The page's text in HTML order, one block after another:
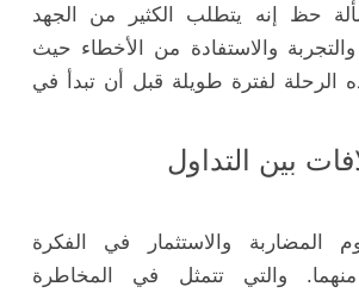
حظ إنه يتطلب الكثير من الجهد
والتجربة والاستفادة من الأخطاء حيث
الرحلة لفترة طويلة قبل أن تبدأ في
بين التداول
المضاربة والاستثمار في الفكرة
والتي تتمثل في المخاطرة